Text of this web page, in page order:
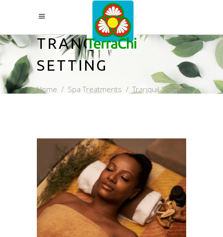
TRANQUIL
SETTING
Home / Spa Treatments /Tranquil Setting